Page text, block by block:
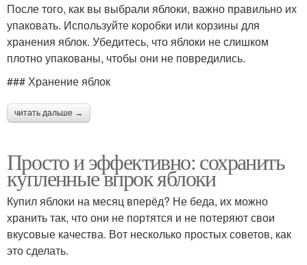
После того, как вы выбрали яблоки, важно правильно их
упаковать. Используйте коробки или корзины для
хранения яблок. Убедитесь, что яблоки не слишком
плотно упакованы, чтобы они не повредились.
### Хранение яблок
читать дальше →
Просто и эффективно: сохранить
купленные впрок яблоки
Купил яблоки на месяц вперёд? Не беда, их можно
хранить так, что они не портятся и не потеряют свои
вкусовые качества. Вот несколько простых советов, как
это сделать.